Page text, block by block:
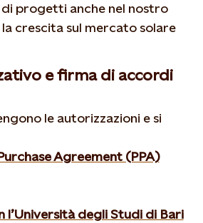
progetti anche nel nostro
crescita sul mercato solare
e firma di accordi
le autorizzazioni e si
Agreement (PPA)
degli Studi di Bari